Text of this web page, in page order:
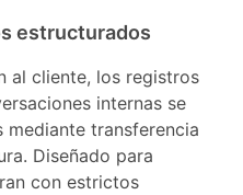
estructurados
al cliente, los registros
internas se
transferencia
Diseñado para
con estrictos